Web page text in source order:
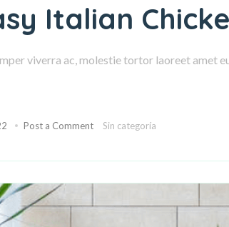
Italian
viverra ac, molestie tortor laoreet amet
Post a Comment Sin categoría